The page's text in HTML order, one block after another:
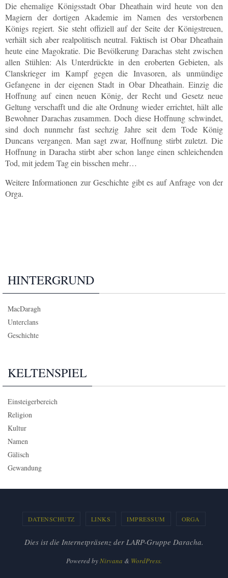
Die ehemalige Königsstadt Obar Dheathain wird heute von den
Magiern der dortigen Akademie im Namen des verstorbenen
Königs regiert. Sie steht offiziell auf der Seite der Königstreuen,
verhält sich aber realpolitisch neutral. Faktisch ist Obar Dheathain
heute eine Magokratie. Die Bevölkerung Darachas steht zwischen
allen Stühlen: Als Unterdrückte in den eroberten Gebieten, als
Clanskrieger im Kampf gegen die Invasoren, als unmündige
Gefangene in der eigenen Stadt in Obar Dheathain. Einzig die
Hoffnung auf einen neuen König, der Recht und Gesetz neue
Geltung verschafft und die alte Ordnung wieder errichtet, hält alle
Bewohner Darachas zusammen. Doch diese Hoffnung schwindet,
sind doch nunmehr fast sechzig Jahre seit dem Tode König
Duncans vergangen. Man sagt zwar, Hoffnung stirbt zuletzt. Die
Hoffnung in Daracha stirbt aber schon lange einen schleichenden
Tod, mit jedem Tag ein bisschen mehr…
Weitere Informationen zur Geschichte gibt es auf Anfrage von der
Orga.
HINTERGRUND
MacDaragh
Unterclans
Geschichte
KELTENSPIEL
Einsteigerbereich
Religion
Kultur
Namen
Gälisch
Gewandung
DATENSCHUTZ LINKS IMPRESSUM ORGA
Dies ist die Internetpräsenz der LARP-Gruppe Daracha.
Powered by Nirvana & WordPress.